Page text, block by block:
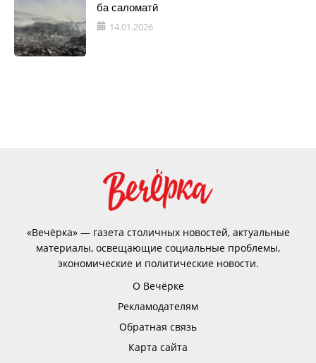
ба саломатӣ
14.01.2026
«Вечёрка» — газета столичных новостей, актуальные
материалы, освещающие социальные проблемы,
экономические и политические новости.
О Вечёрке
Рекламодателям
Обратная связь
Карта сайта